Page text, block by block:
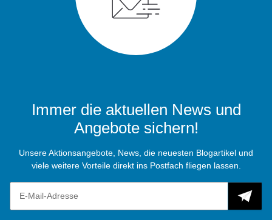
Immer die aktuellen News und
Angebote sichern!
Unsere Aktionsangebote, News, die neuesten Blogartikel und
viele weitere Vorteile direkt ins Postfach fliegen lassen.